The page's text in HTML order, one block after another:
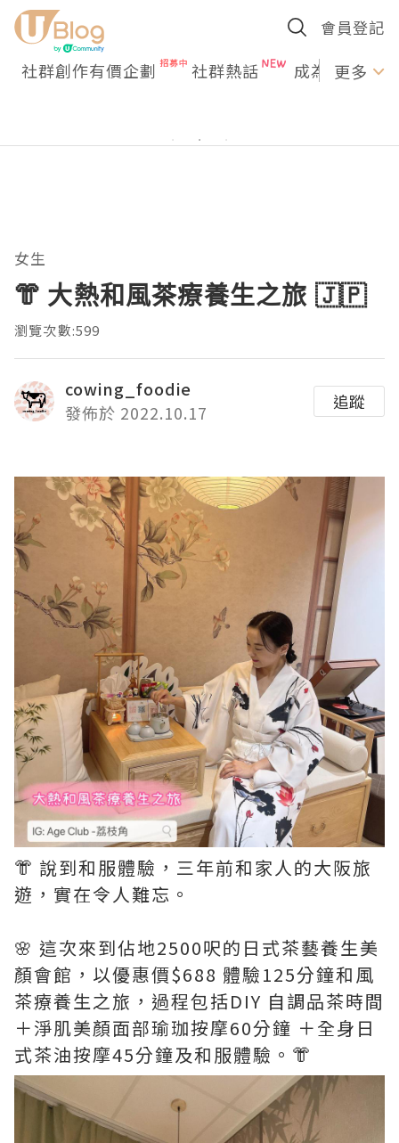
會員登記
社群創作有價企劃 社群熱話 成為U更多
女生
👘 大熱和風茶療養生之旅 🇯🇵
瀏覽次數:599
cowing_foodie
發佈於 2022.10.17
追蹤
👘 說到和服體驗，三年前和家人的大阪旅
遊，實在令人難忘。
🌸 這次來到佔地2500呎的日式茶藝養生美
顏會館，以優惠價$688 體驗125分鐘和風
茶療養生之旅，過程包括DIY 自調品茶時間
＋淨肌美顏面部瑜珈按摩60分鐘 ＋全身日
式茶油按摩45分鐘及和服體驗。👘